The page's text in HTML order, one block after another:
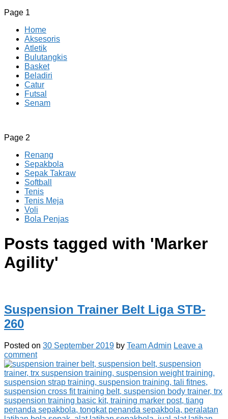
Page 1
Home
Aksesoris
Atletik
Bulutangkis
Basket
Beladiri
Catur
Futsal
Senam
CV JAYA BERSAMA Co Id
Menyediakan Semua Perlengkapan Olahraga Yang
Page 2
Renang
Sepakbola
Sepak Takraw
Softball
Tenis
Tenis Meja
Voli
Bola Penjas
Posts tagged with 'Marker
Agility'
Suspension Trainer Belt Liga STB-
260
Posted on 30 September 2019 by Team Admin Leave a
comment